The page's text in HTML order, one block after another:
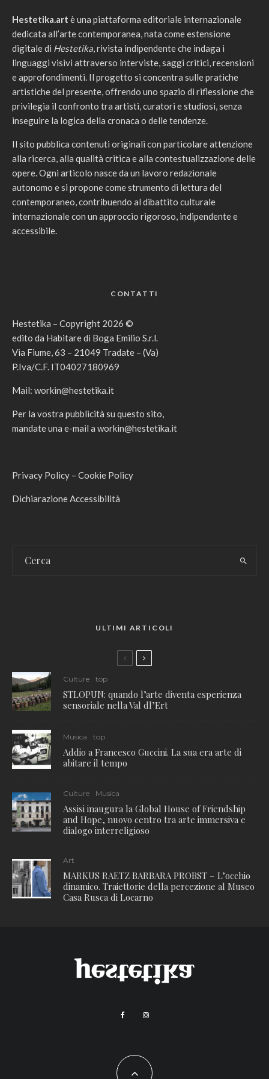
Hestetika.art è una piattaforma editoriale internazionale
dedicata all’arte contemporanea, nata come estensione
digitale di Hestetika, rivista indipendente che indaga i
linguaggi visivi attraverso interviste, saggi critici, recensioni
e approfondimenti. Il progetto si concentra sulle pratiche
artistiche del presente, offrendo uno spazio di riflessione che
privilegia il confronto tra artisti, curatori e studiosi, senza
inseguire la logica della cronaca o delle tendenze.
Il sito pubblica contenuti originali con particolare attenzione
alla ricerca, alla qualità critica e alla contestualizzazione delle
opere. Ogni articolo nasce da un lavoro redazionale
autonomo e si propone come strumento di lettura del
contemporaneo, contribuendo al dibattito culturale
internazionale con un approccio rigoroso, indipendente e
accessibile.
CONTATTI
Hestetika – Copyright 2026 ©
edito da Habitare di Boga Emilio S.r.l.
Via Fiume, 63 – 21049 Tradate – (Va)
P.Iva/C.F. IT04027180969
Mail: workin@hestetika.it
Per la vostra pubblicità su questo sito,
mandate una e-mail a workin@hestetika.it
Privacy Policy – Cookie Policy
Dichiarazione Accessibilità
ULTIMI ARTICOLI
Culture top
STLOPUN: quando l’arte diventa esperienza
sensoriale nella Val dl’Ert
Musica top
Addio a Francesco Guccini. La sua era arte di
abitare il tempo
Culture Musica
Assisi inaugura la Global House of Friendship
and Hope, nuovo centro tra arte immersiva e
dialogo interreligioso
Art
MARKUS RAETZ BARBARA PROBST – L’occhio
dinamico. Traiettorie della percezione al Museo
Casa Rusca di Locarno